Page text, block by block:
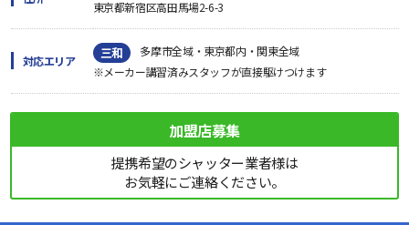
東京都新宿区高田馬場2-6-3
対応エリア 三和
多摩市全域・東京都内・関東全域
※メーカー講習済みスタッフが直接駆けつけます
加盟店募集
提携希望のシャッター業者様は
お気軽にご連絡ください。